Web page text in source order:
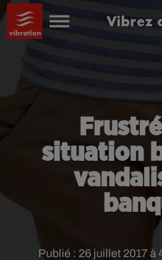
Vibrez
situation
Publié : 26 juillet 2017 à